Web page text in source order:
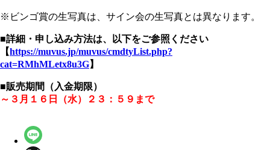
※ビンゴ賞の生写真は、サイン会の生写真とは異なります。
■詳細・申し込み方法は、以下をご参照ください
【https://muvus.jp/muvus/cmdtyList.php?
cat=RMhMLetx8u3G】
■販売期間（入金期限）
～３月１６日（水）２３：５９まで